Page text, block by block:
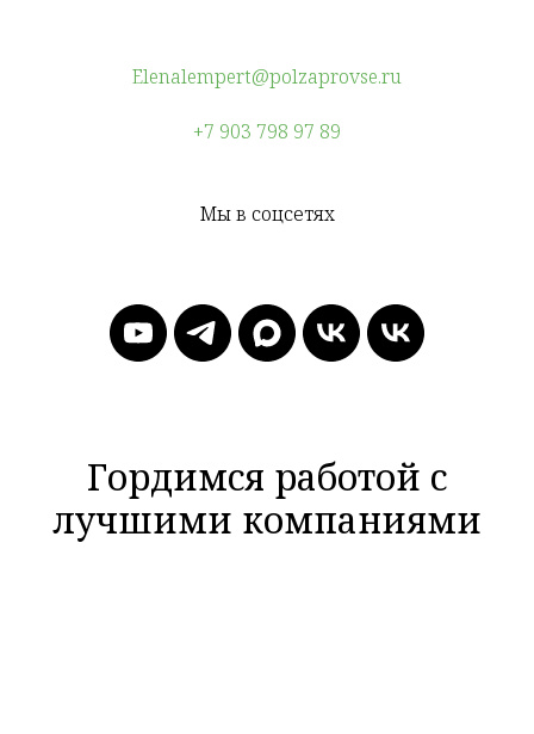
Elenalempert@polzaprovse.ru
+7 903 798 97 89
Мы в соцсетях
Гордимся работой с
лучшими компаниями